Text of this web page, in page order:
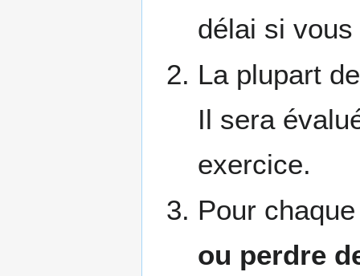
délai si
La plupart
Il sera
exercice.
Pour
ou perdre